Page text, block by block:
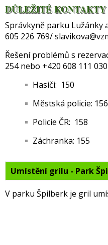
DŮLEŽITÉ KONTAKTY
Správkyně parku Lužánky
605 226 769/
Řešení problémů s
254 nebo +420 608 111 030
Hasiči: 150
Městská policie: 156
Policie ČR: 158
Záchranka: 155
Umístění grilu - Park
V parku Špilberk je gril